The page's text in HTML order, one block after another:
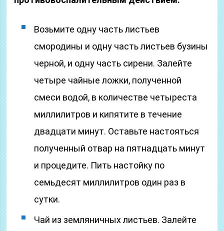
Возьмите одну часть листьев
смородины и одну часть листьев бузины
черной, и одну часть сирени. Залейте
четыре чайные ложки, полученной
смеси водой, в количестве четыреста
миллилитров и кипятите в течение
двадцати минут. Оставьте настояться
полученный отвар на пятнадцать минут
и процедите. Пить настойку по
семьдесят миллилитров один раз в
сутки.
Чай из земляничных листьев. Залейте